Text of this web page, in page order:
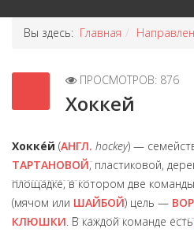
Вы здесь: Главная
ПРОСМОТРОВ: 876
Хоккей
Хокке́й (АНГЛ. hockey) —
ТАРТАНОВОЙ, пластиковой,
площадке, в котором две
(мячом или ШАЙБОЙ) цель —
КЛЮШКИ. В каждой команде